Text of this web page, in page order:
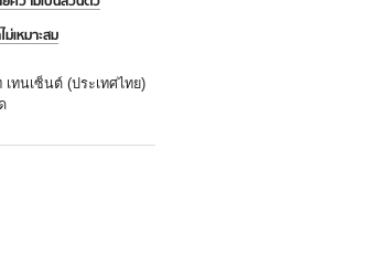
ม่เหมาะสม
เทนเซ็นต์ (ประเทศไทย)